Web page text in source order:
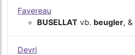
Favereau
BUSELLAT vb. beugler, &
Devri